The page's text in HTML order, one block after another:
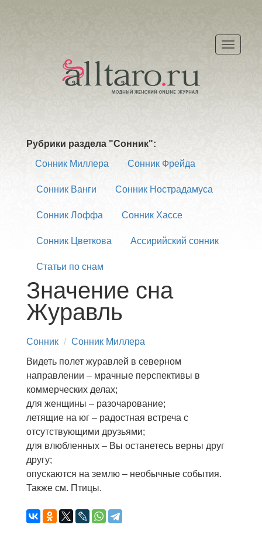
Меню
Рубрики раздела "Сонник":
Сонник Миллера
Сонник Фрейда
Сонник Ванги Сонник Нострадамуса
Сонник Лоффа Сонник Хассе
Сонник Цветкова Ассирийский сонник
Статьи по снам
Значение сна
Журавль
Сонник
Сонник Миллера
Видеть полет журавлей в северном
направлении – мрачные перспективы в
коммерческих делах;
для женщины – разочарование;
летящие на юг – радостная встреча с
отсутствующими друзьями;
для влюбленных – Вы останетесь верны друг
другу;
опускаются на землю – необычные события.
Также см. Птицы.